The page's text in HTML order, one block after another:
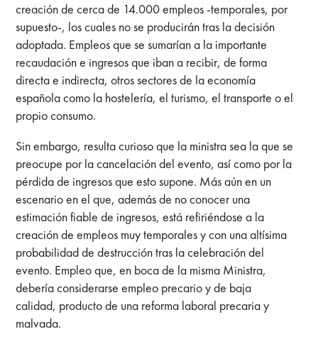
creación de cerca de 14.000 empleos -temporales, por
supuesto-, los cuales no se producirán tras la decisión
adoptada. Empleos que se sumarían a la importante
recaudación e ingresos que iban a recibir, de forma
directa e indirecta, otros sectores de la economía
española como la hostelería, el turismo, el transporte o el
propio consumo.
Sin embargo, resulta curioso que la ministra sea la que se
preocupe por la cancelación del evento, así como por la
pérdida de ingresos que esto supone. Más aún en un
escenario en el que, además de no conocer una
estimación fiable de ingresos, está refiriéndose a la
creación de empleos muy temporales y con una altísima
probabilidad de destrucción tras la celebración del
evento. Empleo que, en boca de la misma Ministra,
debería considerarse empleo precario y de baja
calidad, producto de una reforma laboral precaria y
malvada.